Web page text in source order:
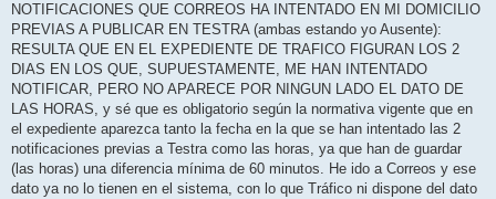
NOTIFICACIONES QUE CORREOS HA INTENTADO EN MI DOMICILIO
PREVIAS A PUBLICAR EN TESTRA (ambas estando yo Ausente):
RESULTA QUE EN EL EXPEDIENTE DE TRAFICO FIGURAN LOS 2
DIAS EN LOS QUE, SUPUESTAMENTE, ME HAN INTENTADO
NOTIFICAR, PERO NO APARECE POR NINGUN LADO EL DATO DE
LAS HORAS, y sé que es obligatorio según la normativa vigente que en
el expediente aparezca tanto la fecha en la que se han intentado las 2
notificaciones previas a Testra como las horas, ya que han de guardar
(las horas) una diferencia mínima de 60 minutos. He ido a Correos y ese
dato ya no lo tienen en el sistema, con lo que Tráfico ni dispone del dato